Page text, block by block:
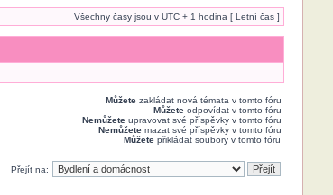
Všechny časy jsou v UTC + 1 hodina [ Letní čas ]
Můžetezakládat nová témata v tomto fóru
Můžeteodpovídat v tomto fóru
Nemůžeteupravovat své příspěvky v tomto fóru
Nemůžetemazat své příspěvky v tomto fóru
Můžetepřikládat soubory v tomto fóru
Přejít na: